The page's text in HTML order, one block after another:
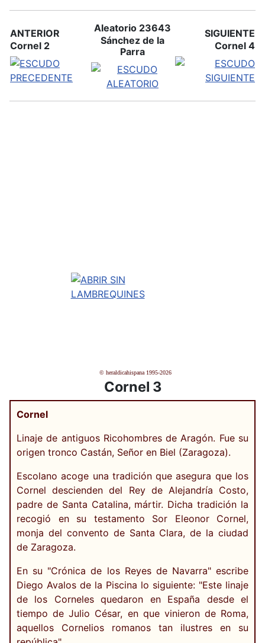
ANTERIOR
Cornel 2
Aleatorio 23643
Sánchez de la
Parra
SIGUIENTE
Cornel 4
© heraldicahispana 1995-2026
Cornel 3
Cornel
Linaje de antiguos Ricohombres de Aragón. Fue su
origen tronco Castán, Señor en Biel (Zaragoza).
Escolano acoge una tradición que asegura que los
Cornel descienden del Rey de Alejandría Costo,
padre de Santa Catalina, mártir. Dicha tradición la
recogió en su testamento Sor Eleonor Cornel,
monja del convento de Santa Clara, de la ciudad
de Zaragoza.
En su "Crónica de los Reyes de Navarra" escribe
Diego Avalos de la Piscina lo siguiente: "Este linaje
de los Corneles quedaron en España desde el
tiempo de Julio César, en que vinieron de Roma,
aquellos Cornelios romanos tan ilustres en su